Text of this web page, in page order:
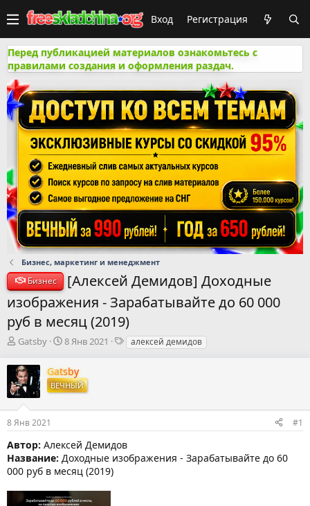
Вход Регистрация
Перед публикацией материалов ознакомьтесь с
правилами создания и оформления раздач.
Бизнес, маркетинг и менеджмент
Бизнес
[Алексей Демидов] Доходные
изображения - Зарабатывайте до 60 000
руб в месяц (2019)
А
т
о
р
м
ы
Gatsby
Д
т
а
н
а
л
а
8 Янв 2021
Талексей демидов
Gatsby
ВЕЧНЫЙ
8 Янв 2021 #1
Автор: Алексей Демидов
Название: Доходные изображения - Зарабатывайте до 60
000 руб в месяц (2019)